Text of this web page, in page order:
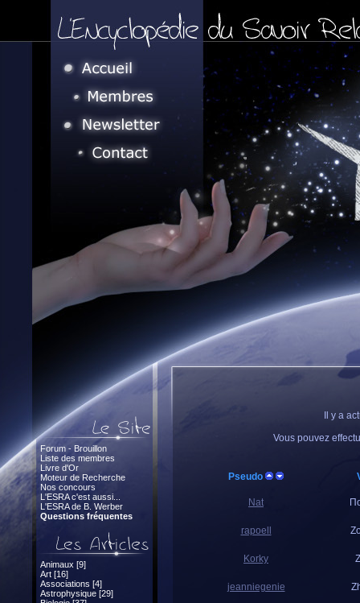
Forum - Brouillon
Liste des membres
Livre d'Or
Moteur de Recherche
Nos concours
L'ESRA c'est aussi...
L'ESRA de B. Werber
Questions fréquentes
Animaux [9]
Art [16]
Associations [4]
Astrophysique [29]
Il y a
Vous pouvez
Pseudo
Nat
rapoell
Korky
jeanniegenie